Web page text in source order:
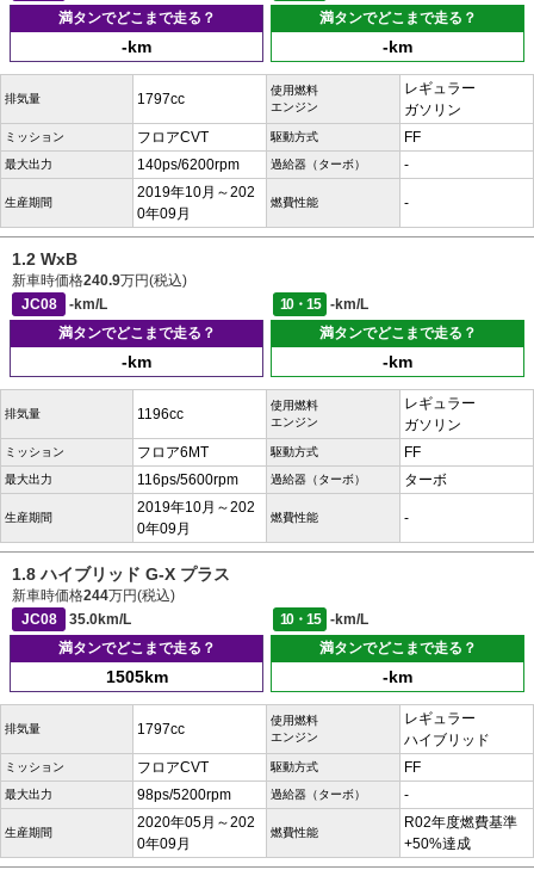
満タンでどこまで走る？
-km
満タンでどこまで走る？
-km
排気量 1797cc
使用燃料
エンジン
レギュラー
ガソリン
ミッション フロアCVT 駆動方式 FF
最大出力 140ps/6200rpm 過給器（ターボ） -
生産期間
2019年10月～202
0年09月
燃費性能 -
1.2 WxB
新車時価格240.9万円(税込)
JC08
-km/L 10・15
-km/L
満タンでどこまで走る？
-km
満タンでどこまで走る？
-km
排気量 1196cc
使用燃料
エンジン
レギュラー
ガソリン
ミッション フロア6MT 駆動方式 FF
最大出力 116ps/5600rpm 過給器（ターボ） ターボ
生産期間
2019年10月～202
0年09月
燃費性能 -
1.8 ハイブリッド G-X プラス
新車時価格244万円(税込)
JC08
35.0km/L 10・15
-km/L
満タンでどこまで走る？
1505km
満タンでどこまで走る？
-km
排気量 1797cc
使用燃料
エンジン
レギュラー
ハイブリッド
ミッション フロアCVT 駆動方式 FF
最大出力 98ps/5200rpm 過給器（ターボ） -
生産期間
2020年05月～202
0年09月
燃費性能
R02年度燃費基準
+50%達成